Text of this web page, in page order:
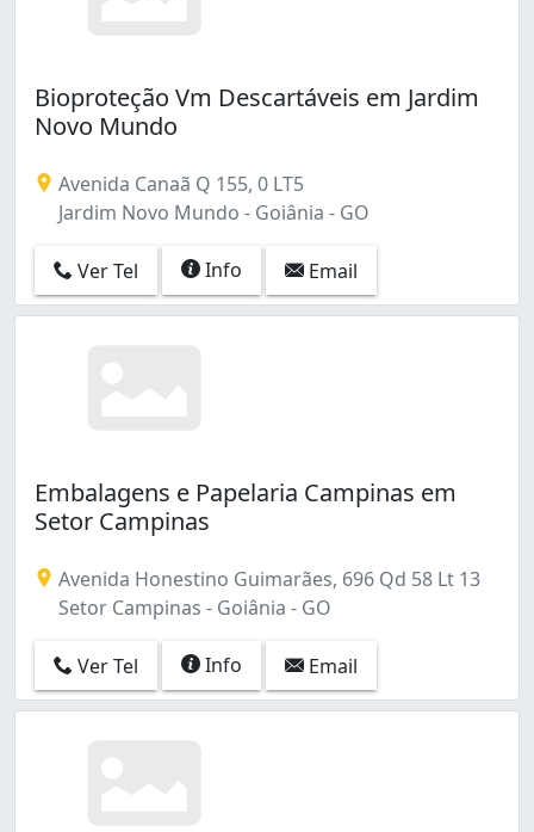
Bioproteção Vm Descartáveis em Jardim
Novo Mundo
Avenida Canaã Q 155, 0 LT5
Jardim Novo Mundo - Goiânia - GO
Ver Tel Info Email
Embalagens e Papelaria Campinas em
Setor Campinas
Avenida Honestino Guimarães, 696 Qd 58 Lt 13
Setor Campinas - Goiânia - GO
Ver Tel Info Email